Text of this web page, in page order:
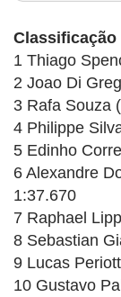
Classificação
1 Thiago
2 Joao Di
3 Rafa Souza
4 Philippe
5 Edinho
6 Alexandre
1:37.670
7 Raphael
8 Sebastian
9 Lucas
10 Gustavo